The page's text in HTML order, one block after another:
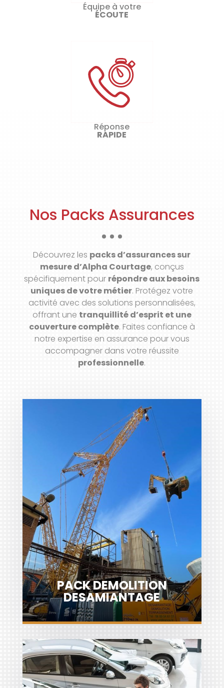
Équipe à votre
ÉCOUTE
Réponse
RAPIDE
Nos Packs Assurances
Découvrez les packs d’assurances sur
mesure d’Alpha Courtage, conçus
spécifiquement pour répondre aux besoins
uniques de votre métier. Protégez votre
activité avec des solutions personnalisées,
offrant une tranquillité d’esprit et une
couverture complète. Faites confiance à
notre expertise en assurance pour vous
accompagner dans votre réussite
professionnelle.
PACK DEMOLITION
DESAMIANTAGE
PACK DÉMOLITION -
DESAMIANTAGE
RC Circulation, Dommages, Pertes
Financières, Assistance aux véhicules
et aux personnes, RC Outils,
Bris de
Machine...
Découvrir